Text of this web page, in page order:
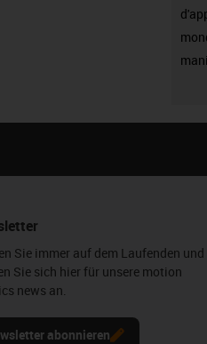
Sie immer auf dem Laufenden und
Sie sich hier für unsere motion
news an.
abonnieren